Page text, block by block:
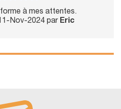
à mes attentes.
Nov-2024 par Eric